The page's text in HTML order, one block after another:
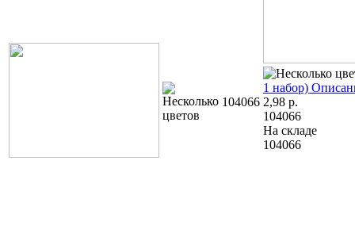
104066
1 набор)
2,98 р.
104066
На складе
104066